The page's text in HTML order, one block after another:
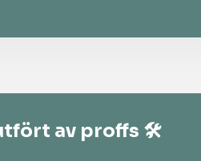
av proffs 🛠️